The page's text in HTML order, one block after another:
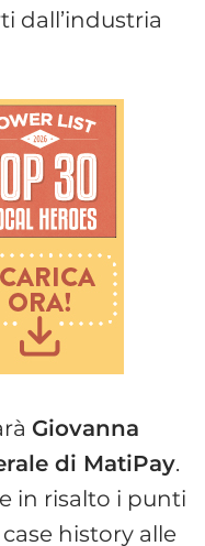
dall’industria
Giovanna
di MatiPay.
in risalto i punti
history alle